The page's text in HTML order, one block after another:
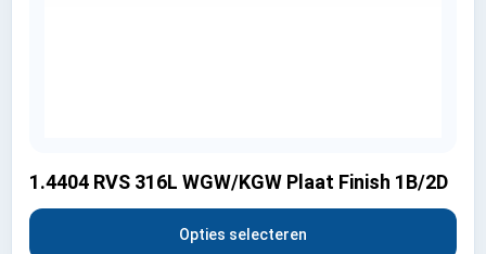
1.4404 RVS 316L WGW/KGW Plaat Finish 1B/2D
Opties selecteren